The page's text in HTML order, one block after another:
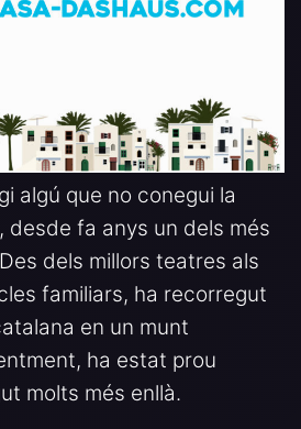
algú que no conegui la
desde fa anys un dels més
dels millors teatres als
familiars, ha recorregut
en un munt
ha estat prou
molts més enllà.